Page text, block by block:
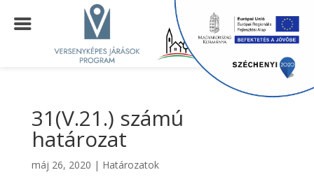
31(V.21.) számú
határozat
máj 26, 2020 | Határozatok